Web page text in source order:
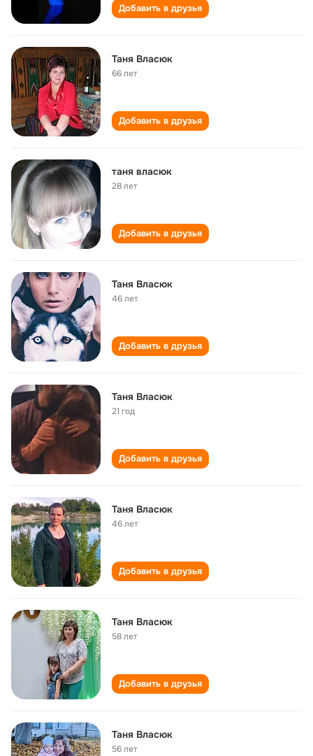
Добавить в друзья
Таня Власюк
66 лет
Добавить в друзья
таня власюк
28 лет
Добавить в друзья
Таня Власюк
46 лет
Добавить в друзья
Таня Власюк
21 год
Добавить в друзья
Таня Власюк
46 лет
Добавить в друзья
Таня Власюк
58 лет
Добавить в друзья
Таня Власюк
56 лет